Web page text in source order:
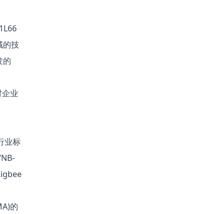
的技
的
业
业标
的